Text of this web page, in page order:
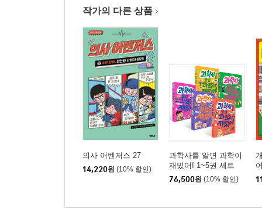
작가의 다른 상품
의사 어벤저스 27
14,220원 (10% 할인)
과학사를 알면 과학이
재밌어! 1~5권 세트
76,500원 (10% 할인)